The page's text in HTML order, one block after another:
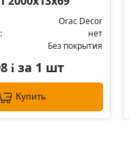
Orac Decor
нет
Без покрытия
i за 1 шт
Купить